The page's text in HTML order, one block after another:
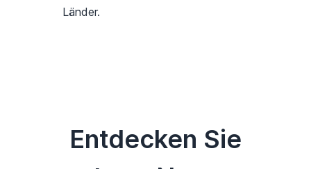
Länder.
Entdecken Sie